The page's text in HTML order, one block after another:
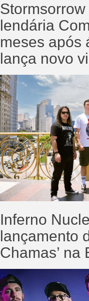
lendária
meses após
lança novo
Inferno
lançamento
Chamas’ na